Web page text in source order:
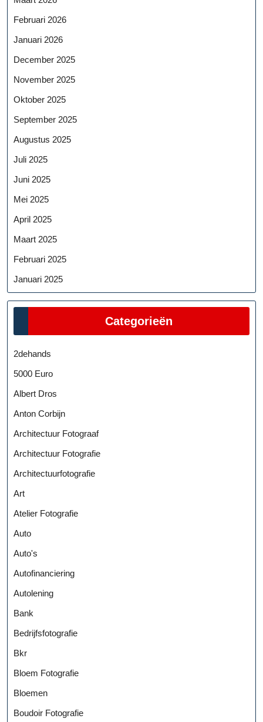
Februari 2026
Januari 2026
December 2025
November 2025
Oktober 2025
September 2025
Augustus 2025
Juli 2025
Juni 2025
Mei 2025
April 2025
Maart 2025
Februari 2025
Januari 2025
Categorieën
2dehands
5000 Euro
Albert Dros
Anton Corbijn
Architectuur Fotograaf
Architectuur Fotografie
Architectuurfotografie
Art
Atelier Fotografie
Auto
Auto's
Autofinanciering
Autolening
Bank
Bedrijfsfotografie
Bkr
Bloem Fotografie
Bloemen
Boudoir Fotografie